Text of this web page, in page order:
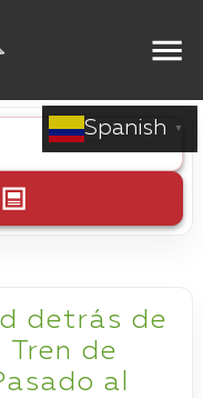
Spanish ▼
detrás de
de
al